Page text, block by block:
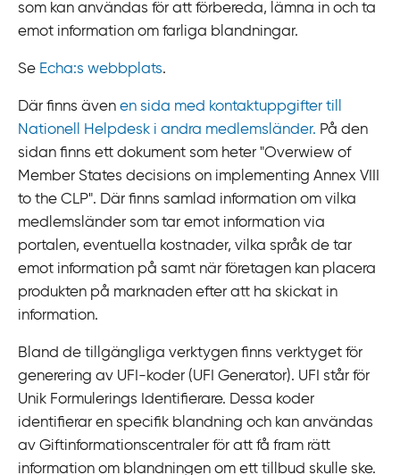
som kan användas för att förbereda, lämna in och ta
emot information om farliga blandningar.
Se Echa:s webbplats.
Där finns även en sida med kontaktuppgifter till
Nationell Helpdesk i andra medlemsländer. På den
sidan finns ett dokument som heter "Overwiew of
Member States decisions on implementing Annex VIII
to the CLP". Där finns samlad information om vilka
medlemsländer som tar emot information via
portalen, eventuella kostnader, vilka språk de tar
emot information på samt när företagen kan placera
produkten på marknaden efter att ha skickat in
information.
Bland de tillgängliga verktygen finns verktyget för
generering av UFI‍-‍koder (UFI Generator). UFI står för
Unik Formulerings Identifierare. Dessa koder
identifierar en specifik blandning och kan användas
av Giftinformationscentraler för att få fram rätt
information om blandningen om ett tillbud skulle ske.